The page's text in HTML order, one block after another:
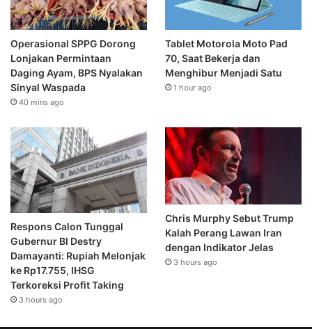
Operasional SPPG Dorong
Lonjakan Permintaan
Daging Ayam, BPS Nyalakan
Sinyal Waspada
40 mins ago
Tablet Motorola Moto Pad
70, Saat Bekerja dan
Menghibur Menjadi Satu
1 hour ago
Respons Calon Tunggal
Gubernur BI Destry
Damayanti: Rupiah Melonjak
ke Rp17.755, IHSG
Terkoreksi Profit Taking
3 hours ago
Chris Murphy Sebut Trump
Kalah Perang Lawan Iran
dengan Indikator Jelas
3 hours ago